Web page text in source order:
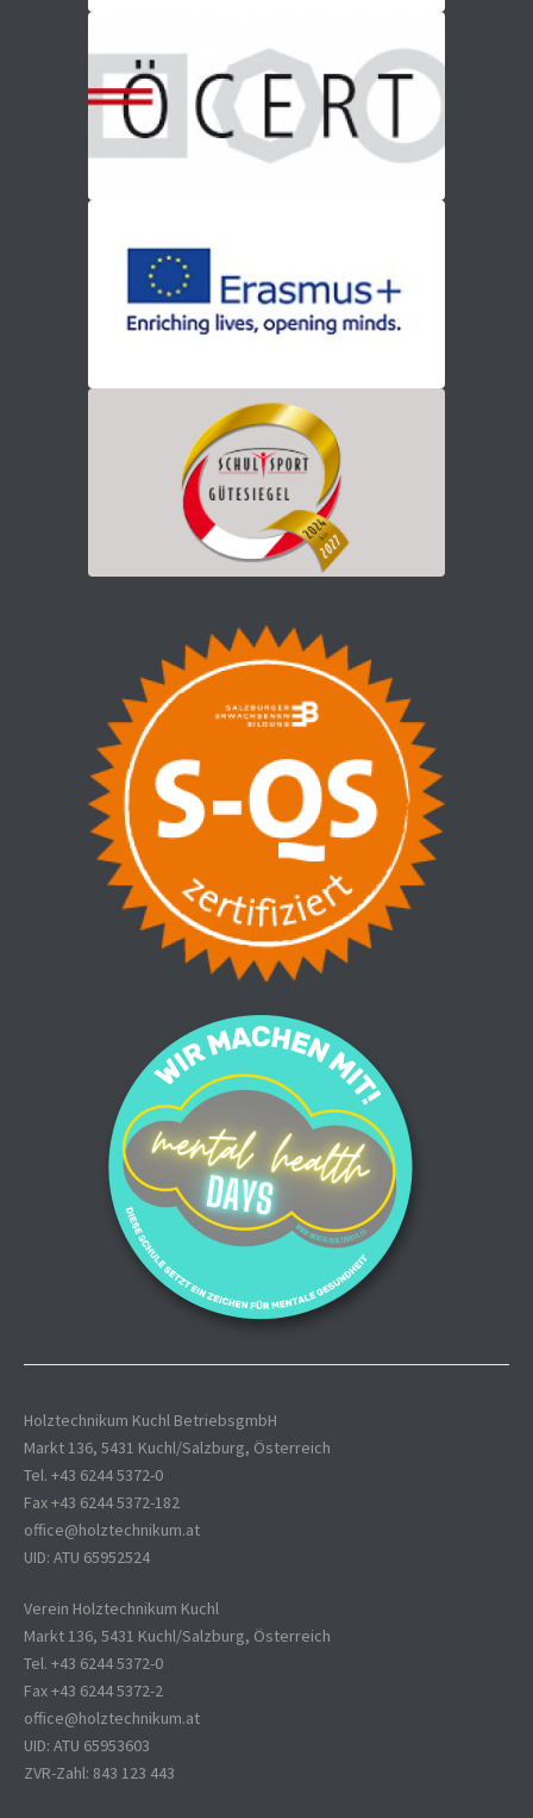
Holztechnikum Kuchl BetriebsgmbH
Markt 136, 5431 Kuchl/Salzburg, Österreich
Tel. +43 6244 5372-0
Fax +43 6244 5372-182
office@holztechnikum.at
UID: ATU 65952524
Verein Holztechnikum Kuchl
Markt 136, 5431 Kuchl/Salzburg, Österreich
Tel. +43 6244 5372-0
Fax +43 6244 5372-2
office@holztechnikum.at
UID: ATU 65953603
ZVR-Zahl: 843 123 443